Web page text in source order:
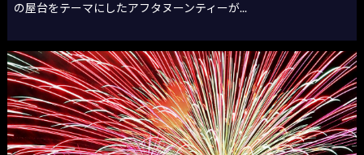
の屋台をテーマにしたアフタヌーンティーが...